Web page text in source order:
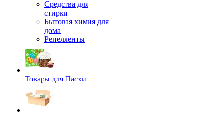
Средства для
стирки
Бытовая химия для
дома
Репелленты
Товары для Пасхи